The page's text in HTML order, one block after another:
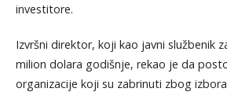
investitore.
Izvršni direktor, koji kao javni službenik
milion dolara godišnje, rekao je da
organizacije koji su zabrinuti zbog